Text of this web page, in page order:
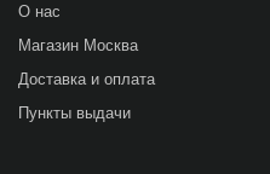
О нас
Магазин Москва
Доставка и оплата
Пункты выдачи